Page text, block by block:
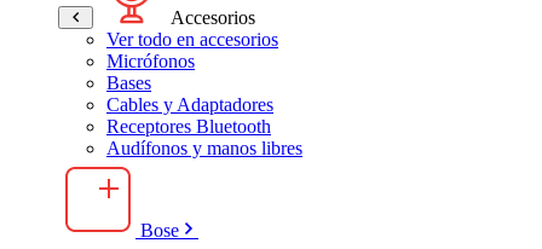
Accesorios
Ver todo en accesorios
Micrófonos
Bases
Cables y Adaptadores
Receptores Bluetooth
Audífonos y manos libres
Bose